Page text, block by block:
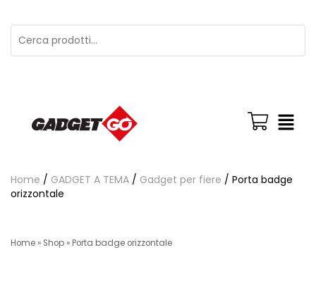
Home / GADGET A TEMA / Gadget per fiere / Porta badge
orizzontale
Home » Shop » Porta badge orizzontale